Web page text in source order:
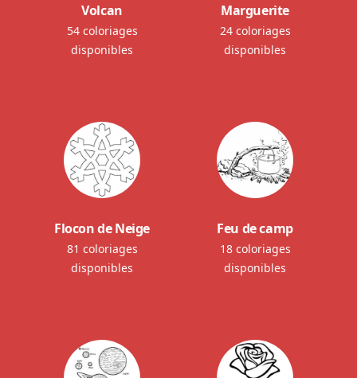
Volcan
54 coloriages
disponibles
Marguerite
24 coloriages
disponibles
Flocon de Neige
81 coloriages
disponibles
Feu de camp
18 coloriages
disponibles